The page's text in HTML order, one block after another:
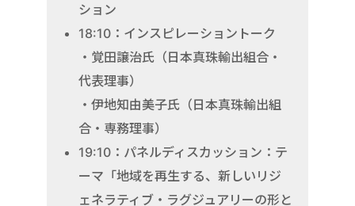
ション
18:10：インスピレーショントーク
・覚田譲治氏（日本真珠輸出組合・
代表理事）
・伊地知由美子氏（日本真珠輸出組
合・専務理事）
19:10：パネルディスカッション：テ
ーマ「地域を再生する、新しいリジ
ェネラティブ・ラグジュアリーの形と